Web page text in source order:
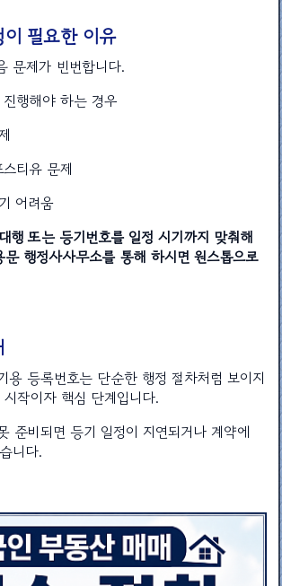
필요한 이유
문제가 빈번합니다.
행해야 하는 경우
티유 문제
어려움
행 또는 등기번호를 일정 시기까지 맞춰해
행정사사무소를 통해 하시면 원스톱으로
용 등록번호는 단순한 행정 절차처럼 보이지
작이자 핵심 단계입니다.
준비되면 등기 일정이 지연되거나 계약에
니다.